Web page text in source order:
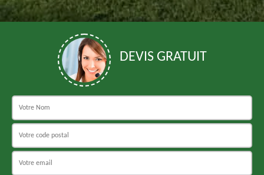
DEVIS GRATUIT